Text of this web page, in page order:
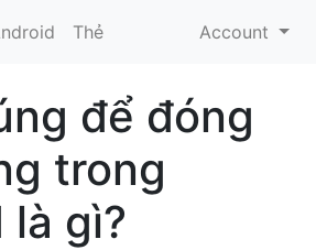
Thẻ Account
để đóng
trong
là gì?